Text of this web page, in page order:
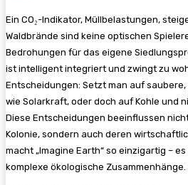
Ein CO₂-Indikator, Müllbelastungen,
Waldbrände sind keine optischen
Bedrohungen für das eigene
ist intelligent integriert und zwingt zu
Entscheidungen: Setzt man auf
wie Solarkraft, oder doch auf Kohle und
Diese Entscheidungen beeinflussen
Kolonie, sondern auch deren
macht „Imagine Earth“ so einzigartig –
komplexe ökologische Zusammenhänge.